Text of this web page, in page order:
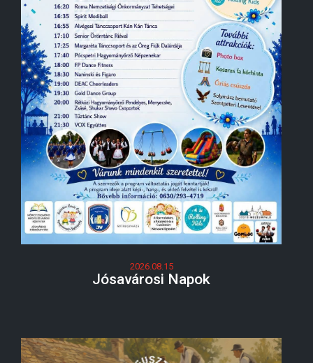
2026.08.15
Jósavárosi Napok